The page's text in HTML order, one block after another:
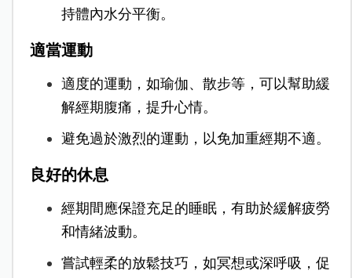
持體內水分平衡。
適當運動
適度的運動，如瑜伽、散步等，可以幫助緩
解經期腹痛，提升心情。
避免過於激烈的運動，以免加重經期不適。
良好的休息
經期間應保證充足的睡眠，有助於緩解疲勞
和情緒波動。
嘗試輕柔的放鬆技巧，如冥想或深呼吸，促